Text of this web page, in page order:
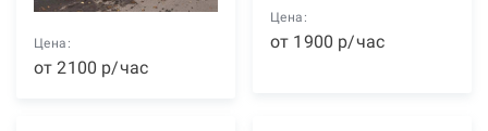
Цена:
от2100 р/час
Цена:
от 1900 р/час